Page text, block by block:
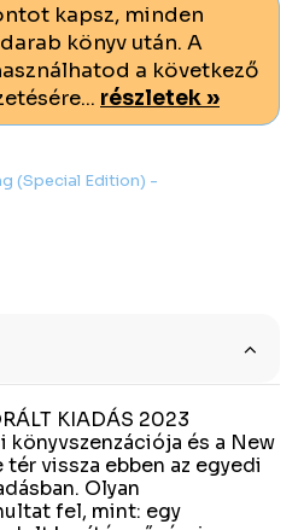
kapsz, minden
könyv után. A
a következő
részletek »
(Special Edition) -
KIADÁS 2023
és a New
vissza ebben az egyedi
Olyan
fel, mint: egy